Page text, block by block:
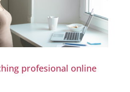
profesional online